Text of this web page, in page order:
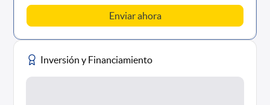
Inversión y Financiamiento